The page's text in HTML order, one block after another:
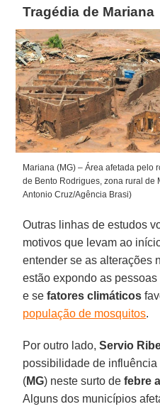
Tragédia de Mariana
Mariana (MG) – Área afetada pelo
de Bento Rodrigues, zona rural de
Antonio Cruz/Agência Brasi)
Outras linhas de estudos
motivos que levam ao
entender se as alterações
estão expondo as
e sefatores climáticos
população de mosquitos.
Por outro lado,Servio
possibilidade de
(MG) neste surto defebre
Alguns dos municípios